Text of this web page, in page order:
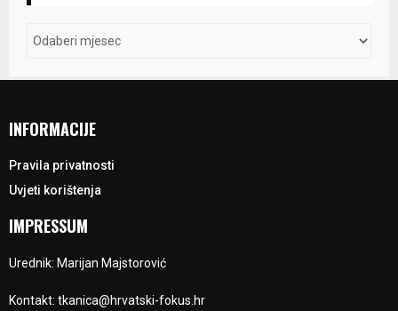
INFORMACIJE
Pravila privatnosti
Uvjeti korištenja
IMPRESSUM
Urednik: Marijan Majstorović
Kontakt: tkanica@hrvatski-fokus.hr